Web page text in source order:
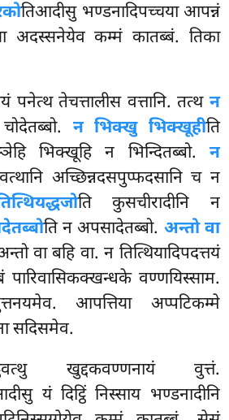
तिआदीसु भण्डनादिपच्चया आपन्नं
अदस्सनेयेव कम्मं कातब्बं. तिका
पनेत्थ तेचत्तालीस वत्तानि. तत्थ न
न भिक्खु भिक्खूहीति
भिक्खूहि न भिन्दितब्बो. न
अच्छिन्नदसपुप्फदसानि च न
ति कुसचीरादीनि न
ति न अपसादेतब्बो. अन्तो वा
वा बहि वा. न तित्थियादिपदत्तयं
वण्णयिस्साम.
आपत्तिया अप्पटिकम्मे
सदिसमेव.
खुद्दकवण्णनायं वुत्तं.
यं दिट्ठिं निस्साय भण्डनादीनि